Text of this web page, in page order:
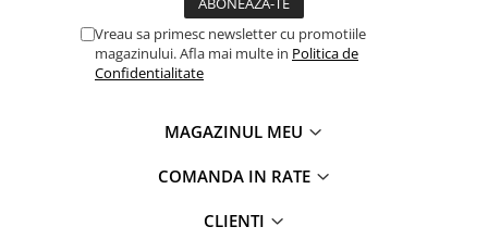
Vreau sa primesc newsletter cu promotiile
magazinului. Afla mai multe in Politica de
Confidentialitate
MAGAZINUL MEU
COMANDA IN RATE
CLIENTI